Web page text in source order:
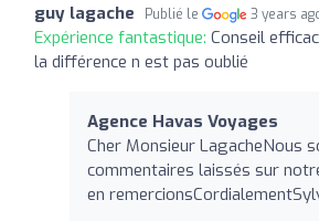
guy lagache Publié le 3 years
Expérience fantastique: Conseil
la différence n est pas oublié
Agence Havas Voyages
Cher Monsieur LagacheNous
commentaires laissés sur
en